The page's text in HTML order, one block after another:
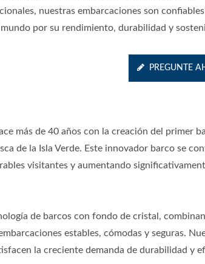
nuestras embarcaciones son
por su rendimiento, durabilidad y
PREGUNTE
más de 40 años con la creación del primer
de la Isla Verde. Este innovador barco se
visitantes y aumentando
de barcos con fondo de cristal,
estables, cómodas y seguras.
la creciente demanda de durabilidad y